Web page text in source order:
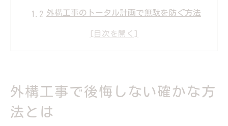
外構工事のトータル計画で無駄を防ぐ方法
依頼前に知る外構工事の業者選び注意点
知り合い依頼で失敗が起きる落とし穴
外構工事を知り合いに頼むリスクとは
外構工事で後悔しない確かな方
法とは